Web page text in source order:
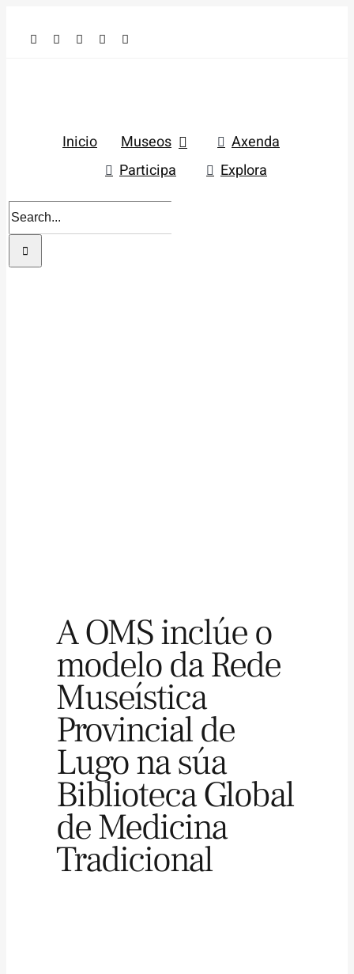
Inicio Museos
Axenda
Participa
Explora
Search
for:
A OMS inclúe o
modelo da Rede
Museística
Provincial de
Lugo na súa
Biblioteca Global
de Medicina
Tradicional